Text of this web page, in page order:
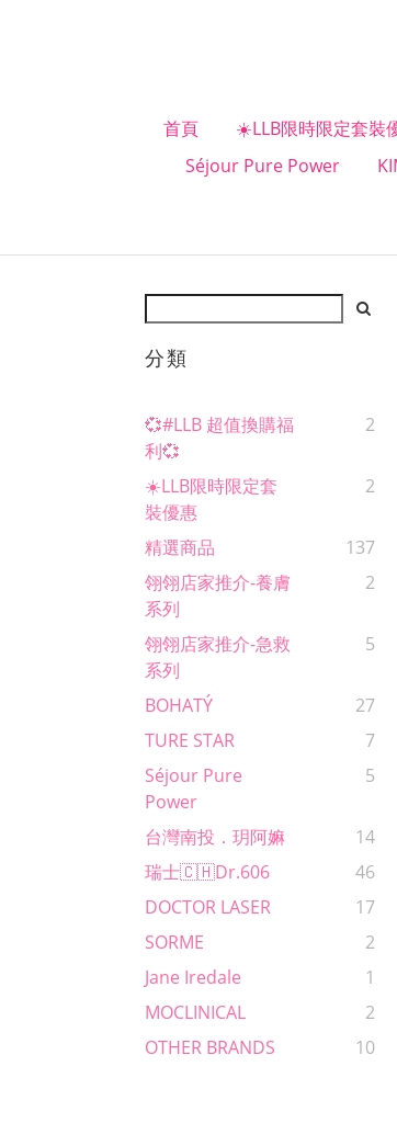
首頁 ☀️LLB限時限定套裝
Séjour Pure Power
分類
💞#LLB 超值換購福
利💞
2
☀️LLB限時限定套
裝優惠
2
精選商品
137
翎翎店家推介-養膚
系列
2
翎翎店家推介-急救
系列
5
BOHATÝ
27
TURE STAR
7
Séjour Pure
Power
5
台灣南投．玥阿嫲
14
瑞士🇨🇭Dr.606
46
DOCTOR LASER
17
SORME
2
Jane Iredale
1
MOCLINICAL
2
OTHER BRANDS
10